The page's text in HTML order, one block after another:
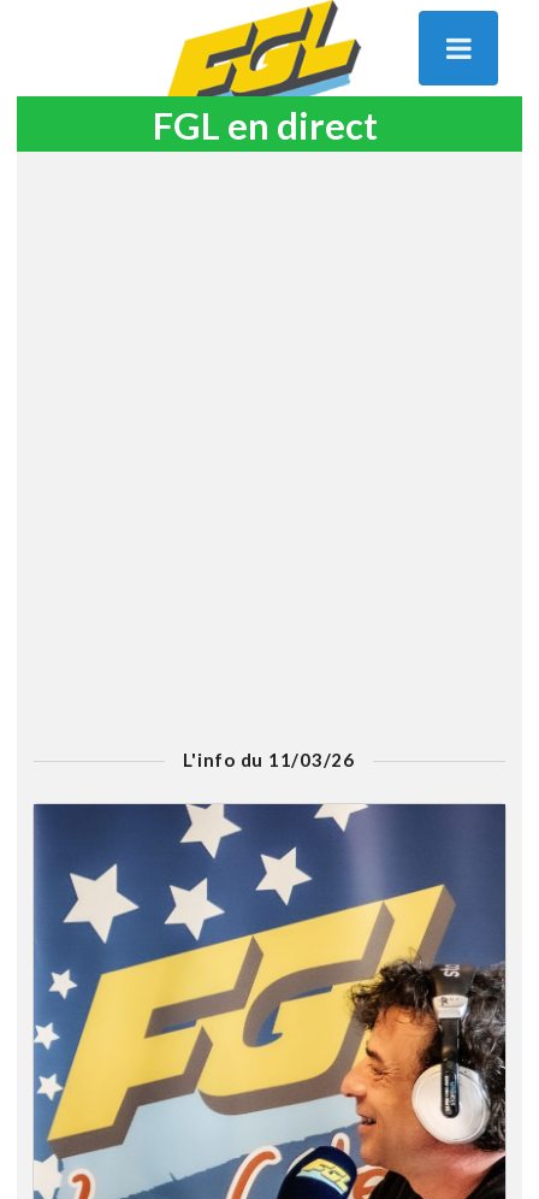
FGL en direct
L'info du 11/03/26